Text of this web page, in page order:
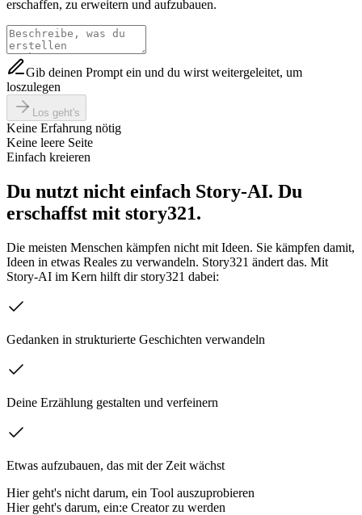
erschaffen, zu erweitern und aufzubauen.
Gib deinen Prompt ein und du wirst weitergeleitet, um
loszulegen
Los geht's
Keine Erfahrung nötig
Keine leere Seite
Einfach kreieren
Du nutzt nicht einfach Story-AI. Du
erschaffst mit story321.
Die meisten Menschen kämpfen nicht mit Ideen. Sie kämpfen damit,
Ideen in etwas Reales zu verwandeln. Story321 ändert das. Mit
Story-AI im Kern hilft dir story321 dabei:
Gedanken in strukturierte Geschichten verwandeln
Deine Erzählung gestalten und verfeinern
Etwas aufzubauen, das mit der Zeit wächst
Hier geht's nicht darum, ein Tool auszuprobieren
Hier geht's darum, ein:e Creator zu werden